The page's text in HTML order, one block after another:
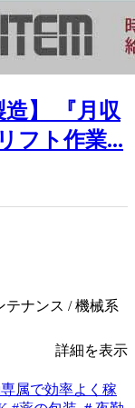
】 『月収
フト作業...
ナンス / 機械系
詳細を表示